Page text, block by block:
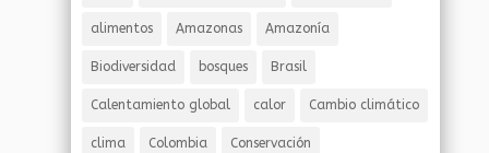
alimentos Amazonas Amazonía
Biodiversidad bosques Brasil
Calentamiento global calor Cambio climático
clima Colombia Conservación